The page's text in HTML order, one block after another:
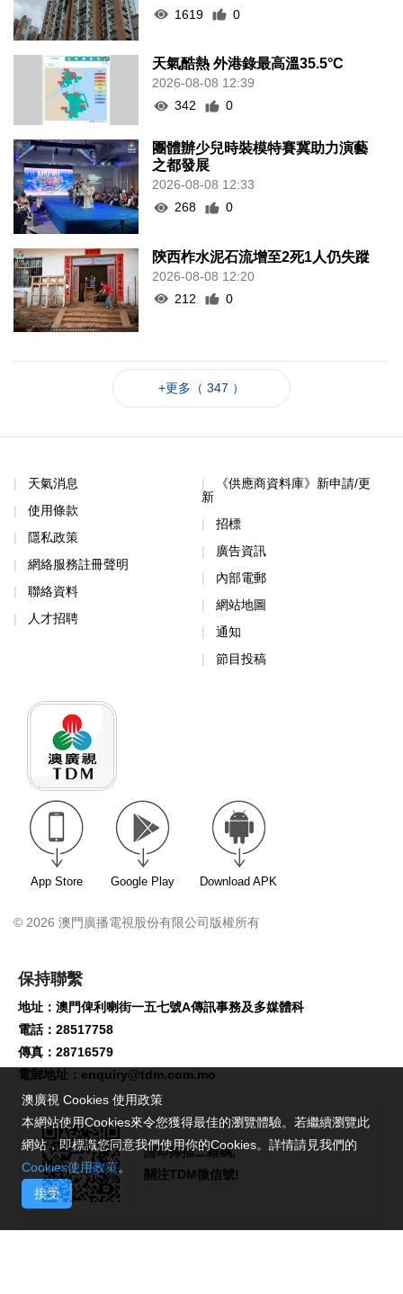
1619
0
天氣酷熱 外港錄最高溫35.5°C
2026-08-08 12:39
342
0
團體辦少兒時裝模特賽冀助力演藝
之都發展
2026-08-08 12:33
268
0
陝西柞水泥石流增至2死1人仍失蹤
2026-08-08 12:20
212
0
+更多（ 347 ）
天氣消息
使用條款
隱私政策
網絡服務註冊聲明
聯絡資料
人才招聘
《供應商資料庫》新申請/更
新
招標
廣告資訊
內部電郵
網站地圖
通知
節目投稿
App Store Google Play Download APK
© 2026 澳門廣播電視股份有限公司版權所有
保持聯繫
地址：澳門俾利喇街一五七號A傳訊事務及多媒體科
電話：28517758
傳真：28716579
電郵地址： enquiry@tdm.com.mo
請即掃描二維碼,
關注TDM微信號!
澳廣視 Cookies 使用政策
本網站使用Cookies來令您獲得最佳的瀏覽體驗。若繼續瀏覽此
網站，即標識您同意我們使用你的Cookies。詳情請見我們的
Cookies使用政策。
接受